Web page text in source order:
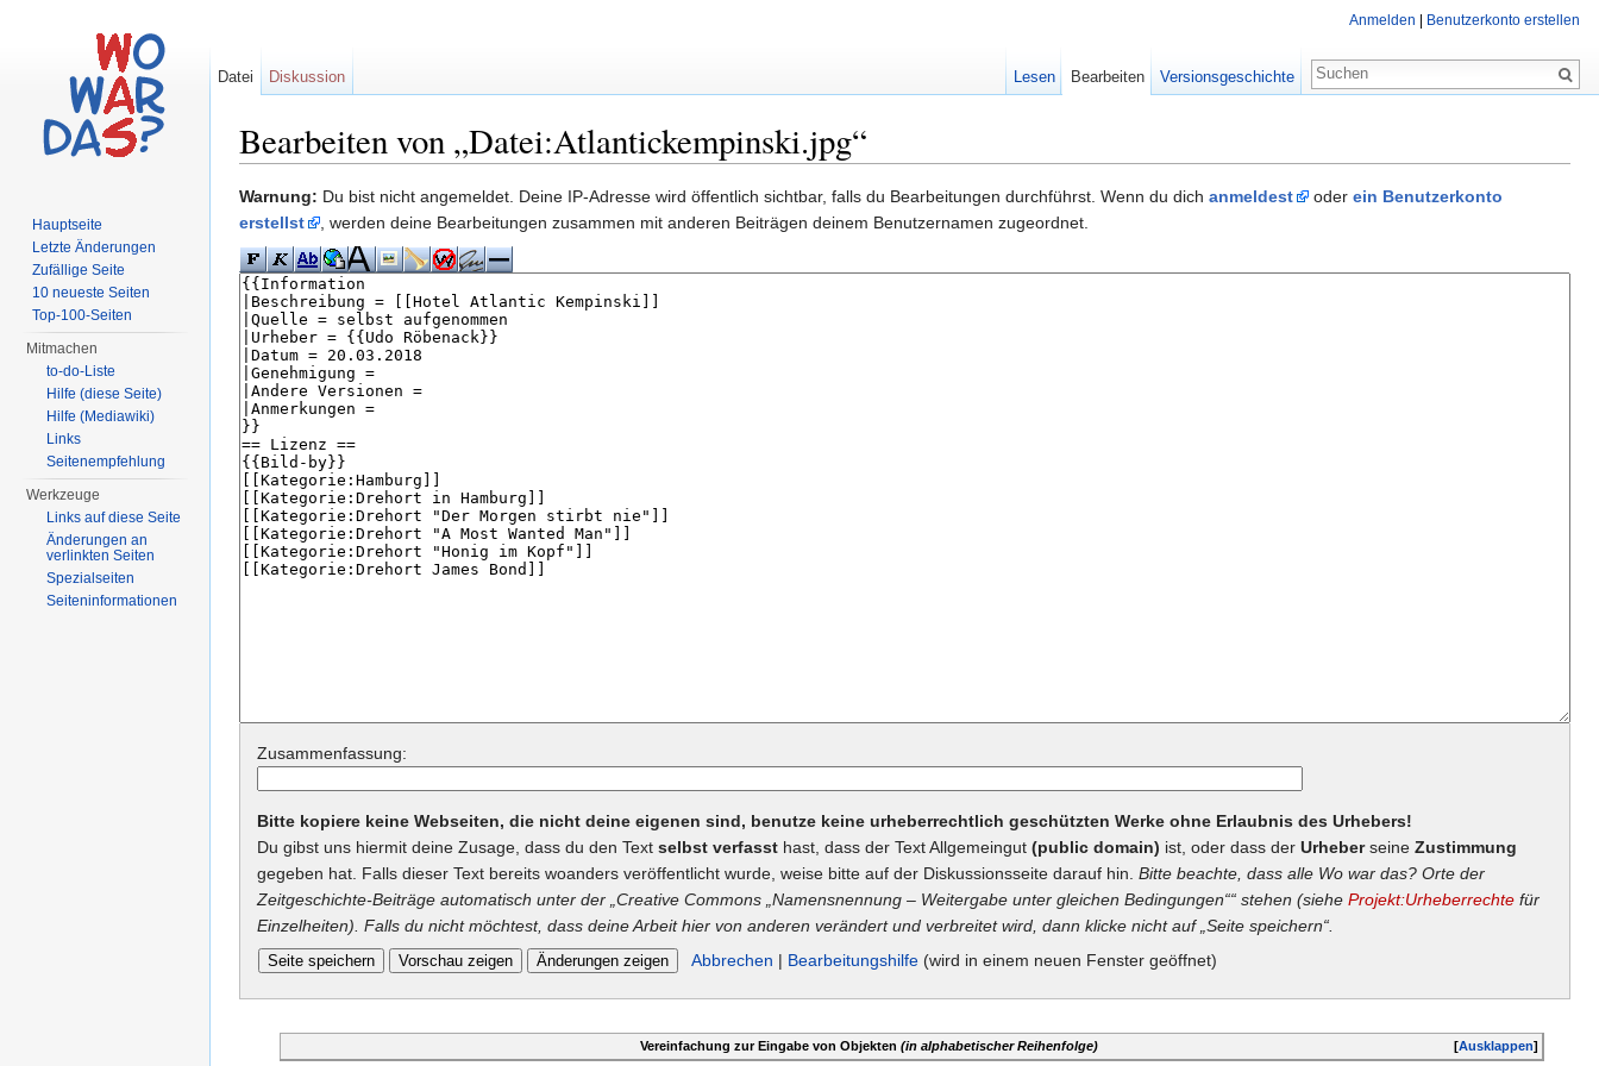
Bearbeiten von „Datei:Atlantickempinski.jpg“
Warnung: Du bist nicht angemeldet. Deine IP-Adresse wird öffentlich sichtbar, falls du Bearbeitungen durchführst. Wenn du dich anmeldest oder ein Benutzerkonto
erstellst
, werden deine Bearbeitungen zusammen mit anderen Beiträgen deinem Benutzernamen zugeordnet.
Zusammenfassung:
Bitte kopiere keine Webseiten, die nicht deine eigenen sind, benutze keine urheberrechtlich geschützten Werke ohne Erlaubnis des Urhebers!
Du gibst uns hiermit deine Zusage, dass du den Text selbst verfasst hast, dass der Text Allgemeingut (public domain) ist, oder dass der Urheberseine Zustimmung
gegeben hat. Falls dieser Text bereits woanders veröffentlicht wurde, weise bitte auf der Diskussionsseite darauf hin. Bitte beachte, dass alle Wo war das? Orte der
Zeitgeschichte-Beiträge automatisch unter der „Creative Commons „Namensnennung – Weitergabe unter gleichen Bedingungen““ stehen (siehe Projekt:Urheberrechte für
Einzelheiten). Falls du nicht möchtest, dass deine Arbeit hier von anderen verändert und verbreitet wird, dann klicke nicht auf „Seite speichern“.
Abbrechen | Bearbeitungshilfe (wird in einem neuen Fenster geöffnet)
[Ausklappen]
Vereinfachung zur Eingabe von Objekten (in alphabetischer Reihenfolge)
Anmelden Benutzerkonto erstellen
Datei Diskussion Lesen Bearbeiten Versionsgeschichte
Hauptseite
Letzte Änderungen
Zufällige Seite
10 neueste Seiten
Top-100-Seiten
Mitmachen
to-do-Liste
Hilfe (diese Seite)
Hilfe (Mediawiki)
Links
Seitenempfehlung
Werkzeuge
Links auf diese Seite
Änderungen an
verlinkten Seiten
Spezialseiten
Seiteninformationen